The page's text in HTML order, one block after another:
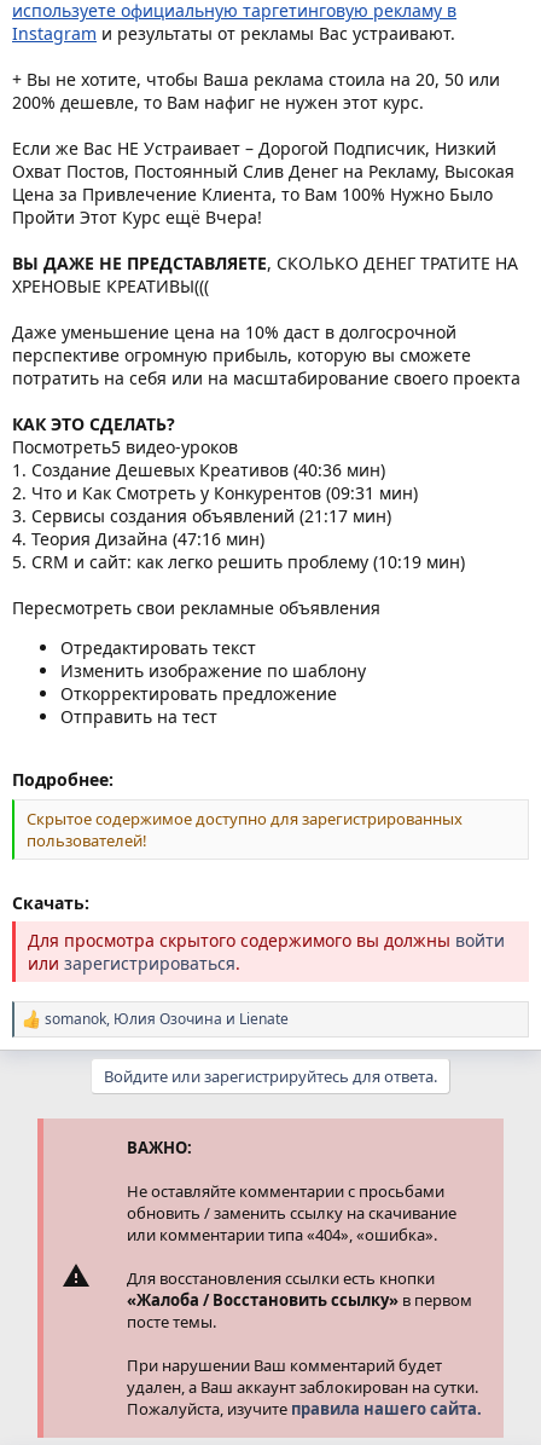
используете официальную таргетинговую рекламу в
Instagram и результаты от рекламы Вас устраивают.
+ Вы не хотите, чтобы Ваша реклама стоила на 20, 50 или
200% дешевле, то Вам нафиг не нужен этот курс.
Если же Вас НЕ Устраивает – Дорогой Подписчик, Низкий
Охват Постов, Постоянный Слив Денег на Рекламу, Высокая
Цена за Привлечение Клиента, то Вам 100% Нужно Было
Пройти Этот Курс ещё Вчера!
ВЫ ДАЖЕ НЕ ПРЕДСТАВЛЯЕТЕ, СКОЛЬКО ДЕНЕГ ТРАТИТЕ НА
ХРЕНОВЫЕ КРЕАТИВЫ(((
Даже уменьшение цена на 10% даст в долгосрочной
перспективе огромную прибыль, которую вы сможете
потратить на себя или на масштабирование своего проекта
КАК ЭТО СДЕЛАТЬ?
Посмотреть5 видео-уроков
1. Создание Дешевых Креативов (40:36 мин)
2. Что и Как Смотреть у Конкурентов (09:31 мин)
3. Сервисы создания объявлений (21:17 мин)
4. Теория Дизайна (47:16 мин)
5. CRM и сайт: как легко решить проблему (10:19 мин)
Пересмотреть свои рекламные объявления
Отредактировать текст
Изменить изображение по шаблону
Откорректировать предложение
Отправить на тест
Подробнее:
Скрытое содержимое доступно для зарегистрированных
пользователей!
Скачать:
Для просмотра скрытого содержимого вы должны войти
или зарегистрироваться.
Р
е
somanok, Юлия Озочина и Lienate
Войдите или зарегистрируйтесь для ответа.
ВАЖНО:
Не оставляйте комментарии с просьбами
обновить / заменить ссылку на скачивание
или комментарии типа «404», «ошибка».
Для восстановления ссылки есть кнопки
«Жалоба / Восстановить ссылку» в первом
посте темы.
При нарушении Ваш комментарий будет
удален, а Ваш аккаунт заблокирован на сутки.
Пожалуйста, изучите правила нашего сайта.